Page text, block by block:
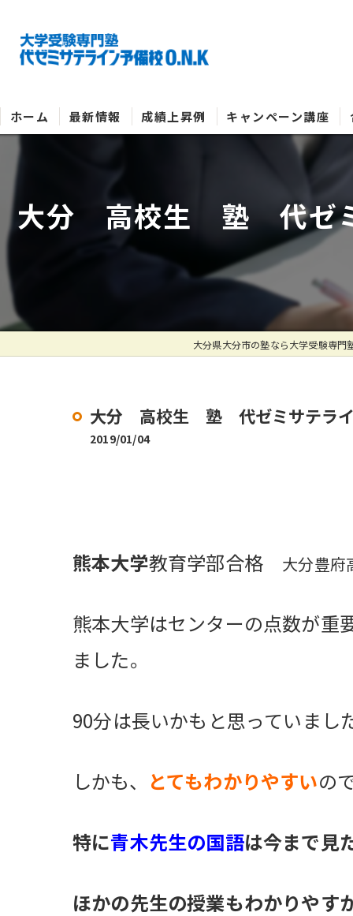
ホーム 最新情報 成績上昇例 キャンペーン講座
大分 高校生 塾 代ゼミ
大分県大分市の塾なら大学受験専門
大分 高校生 塾 代ゼミサテライ
2019/01/04
熊本大学教育学部合格 大分豊府
熊本大学はセンターの点数が重
ました。
90分は長いかもと思っていまし
しかも、 とてもわかりやすいの
特に青木先生の国語は今まで見
ほかの先生の授業もわかりやす